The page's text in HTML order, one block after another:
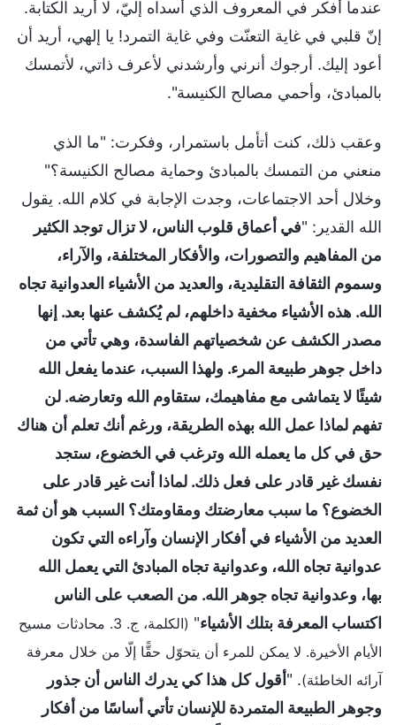
عندما أفكر في المعروف الذي أسداه إليّ، لا أريد الكتابة.
إنّ قلبي في غاية التعنّت وفي غاية التمرد! يا إلهي، أريد أن
أعود إليك. أرجوك أنرني وأرشدني لأعرف ذاتي، لأتمسك
بالمبادئ، وأحمي مصالح الكنيسة".
وعقب ذلك، كنت أتأمل باستمرار، وفكرت: "ما الذي
منعني من التمسك بالمبادئ وحماية مصالح الكنيسة؟"
وخلال أحد الاجتماعات، وجدت الإجابة في كلام الله. يقول
الله القدير: "في أعماق قلوب الناس، لا تزال توجد الكثير
من المفاهيم والتصورات، والأفكار المختلفة، والآراء،
وسموم الثقافة التقليدية، والعديد من الأشياء العدوانية تجاه
الله. هذه الأشياء مخفية داخلهم، لم يُكشف عنها بعد. إنها
مصدر الكشف عن شخصياتهم الفاسدة، وهي تأتي من
داخل جوهر طبيعة المرء. ولهذا السبب، عندما يفعل الله
شيئًا لا يتماشى مع مفاهيمك، ستقاوم الله وتعارضه. لن
تفهم لماذا عمل الله بهذه الطريقة، ورغم أنك تعلم أن هناك
حق في كل ما يعمله الله وترغب في الخضوع، ستجد
نفسك غير قادر على فعل ذلك. لماذا أنت غير قادر على
الخضوع؟ ما سبب معارضتك ومقاومتك؟ السبب هو أن ثمة
العديد من الأشياء في أفكار الإنسان وآراءه التي تكون
عدوانية تجاه الله، وعدوانية تجاه المبادئ التي يعمل الله
بها، وعدوانية تجاه جوهر الله. من الصعب على الناس
اكتساب المعرفة بتلك الأشياء"
(الكلمة، ج. 3. محادثات مسيح
الأيام الأخيرة. لا يمكن للمرء أن يتحوّل حقًّا إلّا من خلال معرفة
آرائه الخاطئة). "أقول كل هذا كي يدرك الناس أن جذور
وجوهر الطبيعة المتمردة للإنسان تأتي أساسًا من أفكار